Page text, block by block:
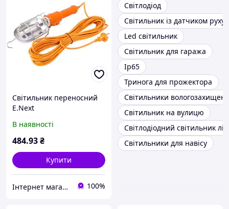
Світильник переносний
E.Next
e, E27, 10метрів,
помаранч l0670002
В наявності
484.93₴
Купити
Інтернет магазин "Світ Електрики" 100%
Світлодіод
Світильник із датчиком руху
Led світильник
Світильник для гаража
Ip65
Тринога для прожектора
Світильники вологозахищені
Світильник на вулицю
Світлодіодний світильник
Світильники для навісу